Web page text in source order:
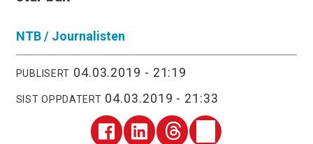
NTB / Journalisten
PUBLISERT 04.03.2019 - 21:19
SIST OPPDATERT 04.03.2019 - 21:33